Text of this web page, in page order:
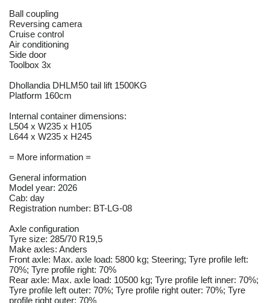
Ball coupling
Reversing camera
Cruise control
Air conditioning
Side door
Toolbox 3x
Dhollandia DHLM50 tail lift 1500KG
Platform 160cm
Internal container dimensions:
L504 x W235 x H105
L644 x W235 x H245
= More information =
General information
Model year: 2026
Cab: day
Registration number: BT-LG-08
Axle configuration
Tyre size: 285/70 R19,5
Make axles: Anders
Front axle: Max. axle load: 5800 kg; Steering; Tyre profile left:
70%; Tyre profile right: 70%
Rear axle: Max. axle load: 10500 kg; Tyre profile left inner: 70%;
Tyre profile left outer: 70%; Tyre profile right outer: 70%; Tyre
profile right outer: 70%